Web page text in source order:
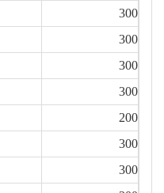
300
300
300
300
200
300
300